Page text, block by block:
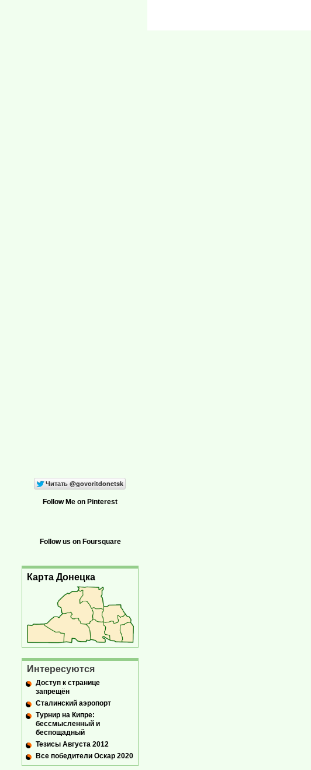
Follow Me on Pinterest
Follow us on Foursquare
Карта Донецка
Интересуются
Доступ к странице
запрещён
Сталинский аэропорт
Турнир на Кипре:
бессмысленный и
беспощадный
Тезисы Августа 2012
Все победители Оскар 2020